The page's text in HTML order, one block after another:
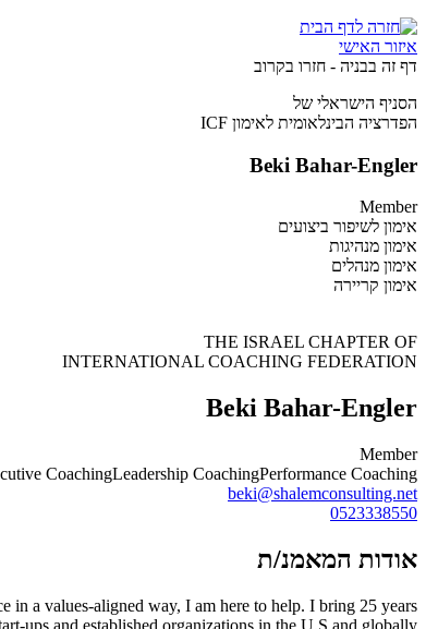
איזור האישי
דף זה בבניה - חזרו בקרוב
הסניף הישראלי של
הפדרציה הבינלאומית לאימון ICF
Beki Bahar-Engler
Member
אימון לשיפור ביצועים
אימון מנהיגות
אימון מנהלים
אימון קריירה
THE ISRAEL CHAPTER OF
INTERNATIONAL COACHING FEDERATION
Beki Bahar-Engler
Member
CoachingLeadership CoachingPerformance Coaching
beki@shalemconsulting.net
0523338550
אודות המאמנ/ת
in a values-aligned way, I am here to help. I bring 25 years
ups and established organizations in the U.S and globally.